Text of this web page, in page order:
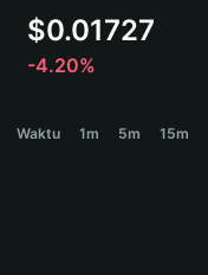
Español
Español (Argentina)
$0.01727
-4.20%
Waktu 1m 5m 15m